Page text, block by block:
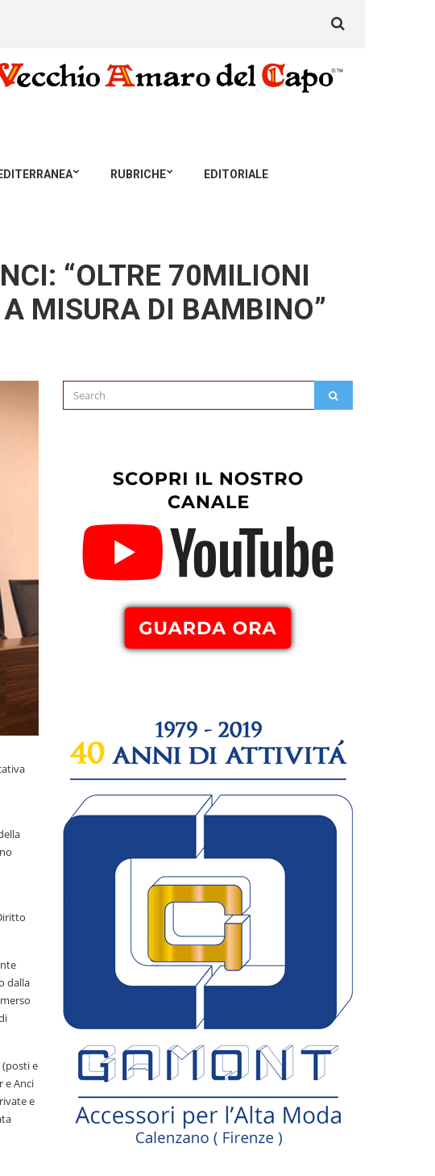
RUBRICHE EDITORIALE
for:
“OLTRE 70MILIONI
MISURA DI BAMBINO”
dalla
e
e Anci
e
Search
for: